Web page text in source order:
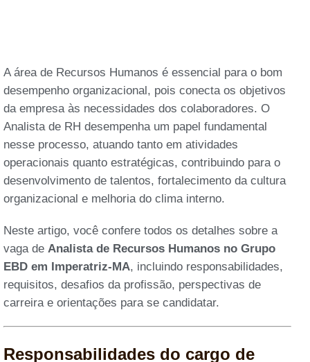
A área de Recursos Humanos é essencial para o bom
desempenho organizacional, pois conecta os objetivos
da empresa às necessidades dos colaboradores. O
Analista de RH desempenha um papel fundamental
nesse processo, atuando tanto em atividades
operacionais quanto estratégicas, contribuindo para o
desenvolvimento de talentos, fortalecimento da cultura
organizacional e melhoria do clima interno.
Neste artigo, você confere todos os detalhes sobre a
vaga de Analista de Recursos Humanos no Grupo
EBD em Imperatriz-MA, incluindo responsabilidades,
requisitos, desafios da profissão, perspectivas de
carreira e orientações para se candidatar.
Responsabilidades do cargo de